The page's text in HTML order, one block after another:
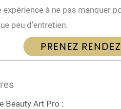
expérience à ne pas
peu d’entretien.
PRENEZ
Beauty Art Pro :